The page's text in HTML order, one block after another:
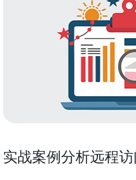
实战案例分析远程